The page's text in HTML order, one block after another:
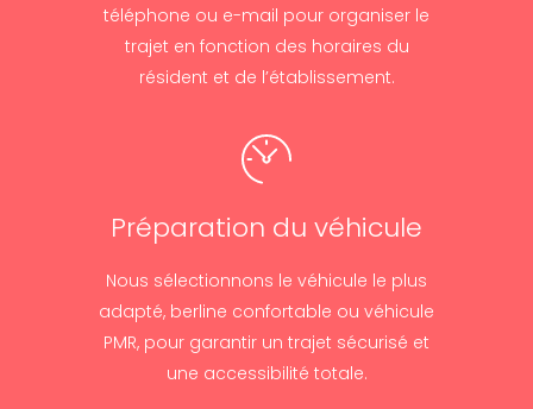
téléphone ou e-mail pour organiser le
trajet en fonction des horaires du
résident et de l’établissement.
Préparation du véhicule
Nous sélectionnons le véhicule le plus
adapté, berline confortable ou véhicule
PMR, pour garantir un trajet sécurisé et
une accessibilité totale.